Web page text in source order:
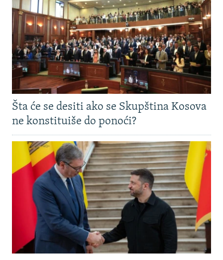
Šta će se desiti ako se Skupština Kosova
ne konstituiše do ponoći?